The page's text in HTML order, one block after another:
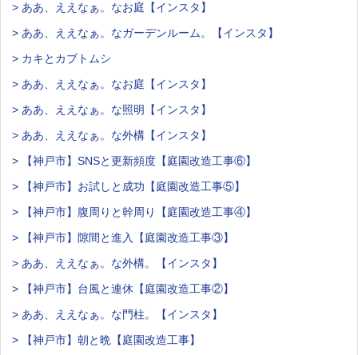
> ああ、ええなぁ。なお庭【インスタ】
> ああ、ええなぁ。なガーデンルーム。【インスタ】
> カキとカブトムシ
> ああ、ええなぁ。なお庭【インスタ】
> ああ、ええなぁ。な照明【インスタ】
> ああ、ええなぁ。な外構【インスタ】
> 【神戸市】SNSと更新頻度【庭園改造工事⑥】
> 【神戸市】お試しと成功【庭園改造工事⑤】
> 【神戸市】腹周りと幹周り【庭園改造工事④】
> 【神戸市】隙間と進入【庭園改造工事③】
> ああ、ええなぁ。な外構。【インスタ】
> 【神戸市】台風と連休【庭園改造工事②】
> ああ、ええなぁ。な門柱。【インスタ】
> 【神戸市】朝と晩【庭園改造工事】